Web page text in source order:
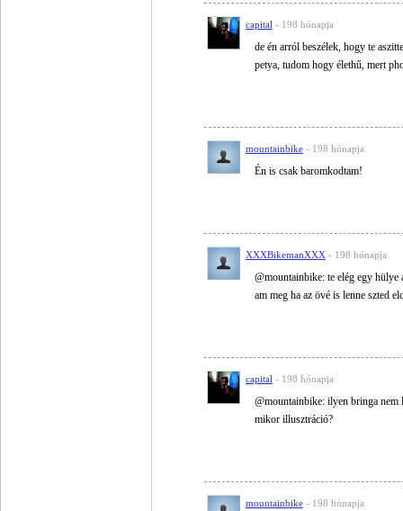
capital - 198 hónapja
de én arról beszélek, hogy te
petya, tudom hogy élethű, mert
mountainbike - 198 hónapja
Én is csak baromkodtam!
XXXBikemanXXX - 198 hónapja
@mountainbike: te elég egy hülye
am meg ha az övé is lenne szted
capital - 198 hónapja
@mountainbike: ilyen bringa nem
mikor illusztráció?
mountainbike - 198 hónapja